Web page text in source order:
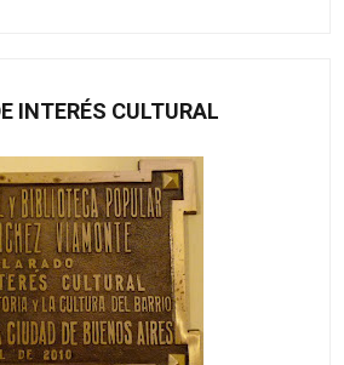
INTERÉS CULTURAL